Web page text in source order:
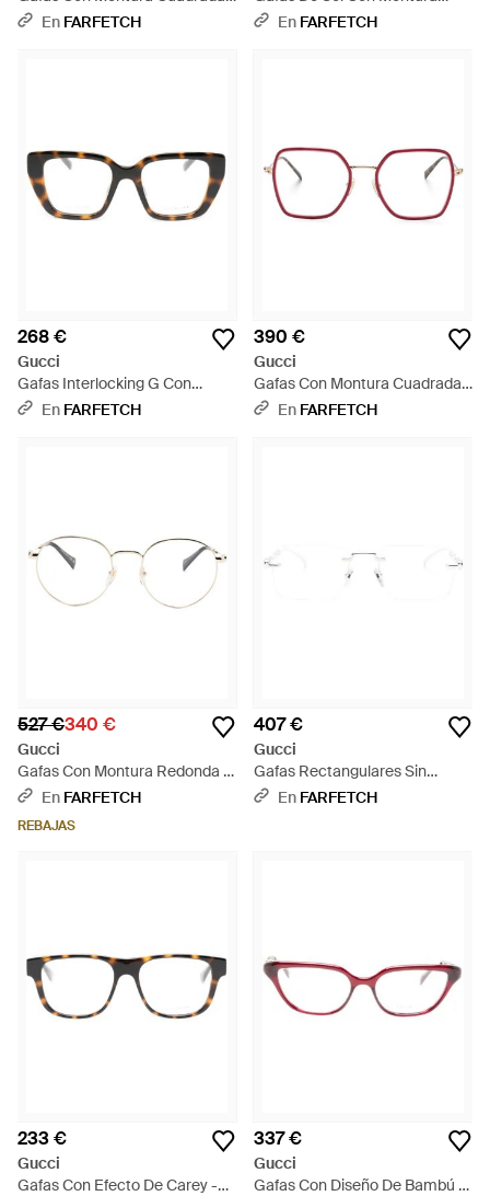
Y Efecto Carey - Marrón
En FARFETCH
Estilo Piloto - Rosa
En FARFETCH
268 €
Gucci
Gafas Interlocking G Con
Montura Cat Eye - Marrón
En FARFETCH
390 €
Gucci
Gafas Con Montura Cuadrada -
RojoEn FARFETCH
527 €340 €
Gucci
Gafas Con Montura Redonda -
Blanco
En FARFETCH
REBAJAS
407 €
Gucci
Gafas Rectangulares Sin
Montura Con Forma De Bambú
En FARFETCH
233 €
Gucci
Gafas Con Efecto De Carey -
337 €
Gucci
Gafas Con Diseño De Bambú -